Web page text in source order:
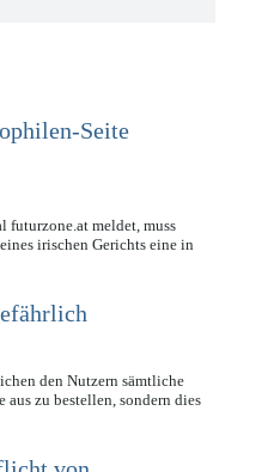
Seite
futurzone.at meldet, muss
irischen Gerichts eine in
den Nutzern sämtliche
zu bestellen, sondern dies